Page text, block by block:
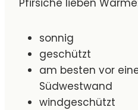
Pfirsiche lieben
sonnig
geschützt
am besten vor
Südwestwand
windgeschützt